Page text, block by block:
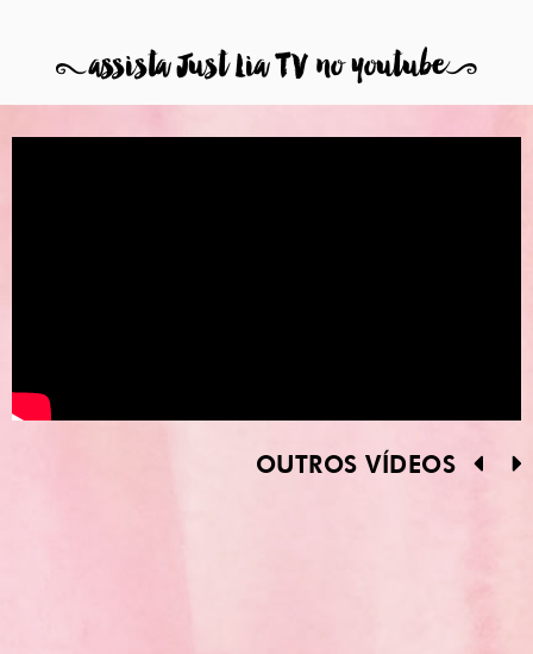
8assista Just Lia TV no youtube9
OUTROS VÍDEOS